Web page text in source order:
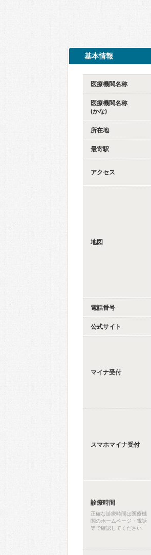
基本情報
医療機関名称
医療機関名称
(かな)
所在地
最寄駅
アクセス
地図
電話番号
公式サイト
マイナ受付
スマホマイナ受付
診療時間
正確な診療時間は医療機
関のホームページ・電話
等で確認してください